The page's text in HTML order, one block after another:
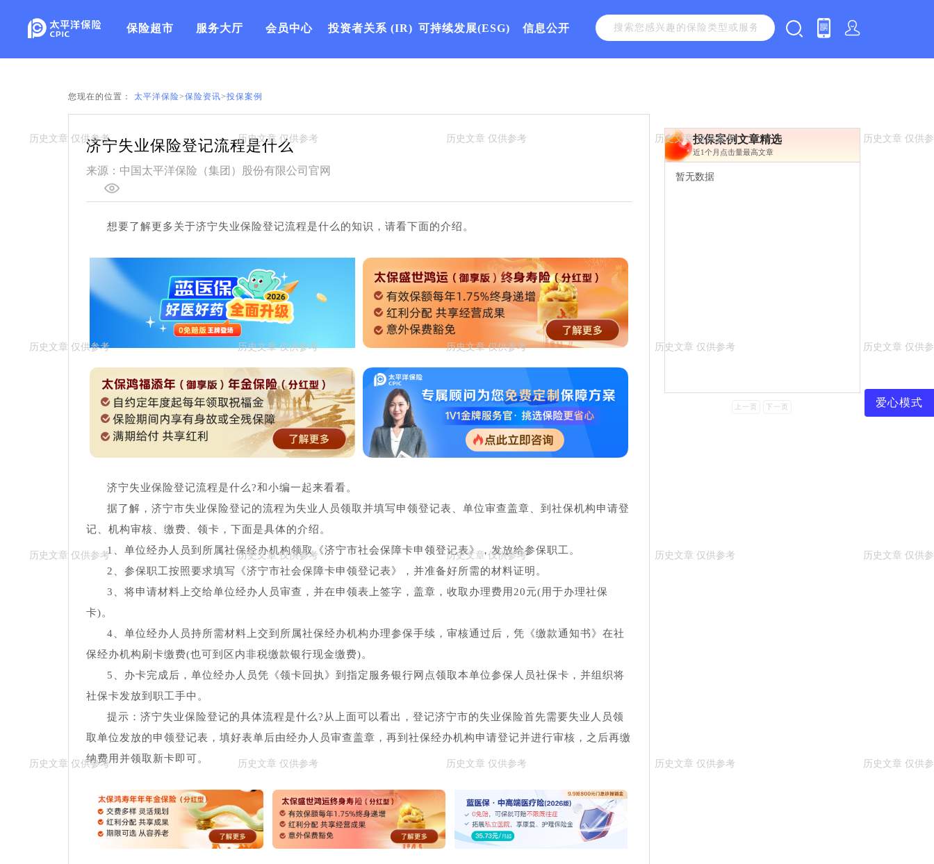
保险超市 服务大厅 会员中心 投资者关系 (IR) 可持续发展(ESG) 信息公开
您现在的位置： 太平洋保险>保险资讯>投保案例
济宁失业保险登记流程是什么
来源：中国太平洋保险（集团）股份有限公司官网
想要了解更多关于济宁失业保险登记流程是什么的知识，请看下面的介绍。
济宁失业保险登记流程是什么?和小编一起来看看。
据了解，济宁市失业保险登记的流程为失业人员领取并填写申领登记表、单位审查盖章、到社保机构申请登
记、机构审核、缴费、领卡，下面是具体的介绍。
1、单位经办人员到所属社保经办机构领取《济宁市社会保障卡申领登记表》，发放给参保职工。
2、参保职工按照要求填写《济宁市社会保障卡申领登记表》，并准备好所需的材料证明。
3、将申请材料上交给单位经办人员审查，并在申领表上签字，盖章，收取办理费用20元(用于办理社保
卡)。
4、单位经办人员持所需材料上交到所属社保经办机构办理参保手续，审核通过后，凭《缴款通知书》在社
保经办机构刷卡缴费(也可到区内非税缴款银行现金缴费)。
5、办卡完成后，单位经办人员凭《领卡回执》到指定服务银行网点领取本单位参保人员社保卡，并组织将
社保卡发放到职工手中。
提示：济宁失业保险登记的具体流程是什么?从上面可以看出，登记济宁市的失业保险首先需要失业人员领
取单位发放的申领登记表，填好表单后由经办人员审查盖章，再到社保经办机构申请登记并进行审核，之后再缴
纳费用并领取新卡即可。
投保案例文章精选
近1个月点击量最高文章
暂无数据
上一页 下一页 爱心模式